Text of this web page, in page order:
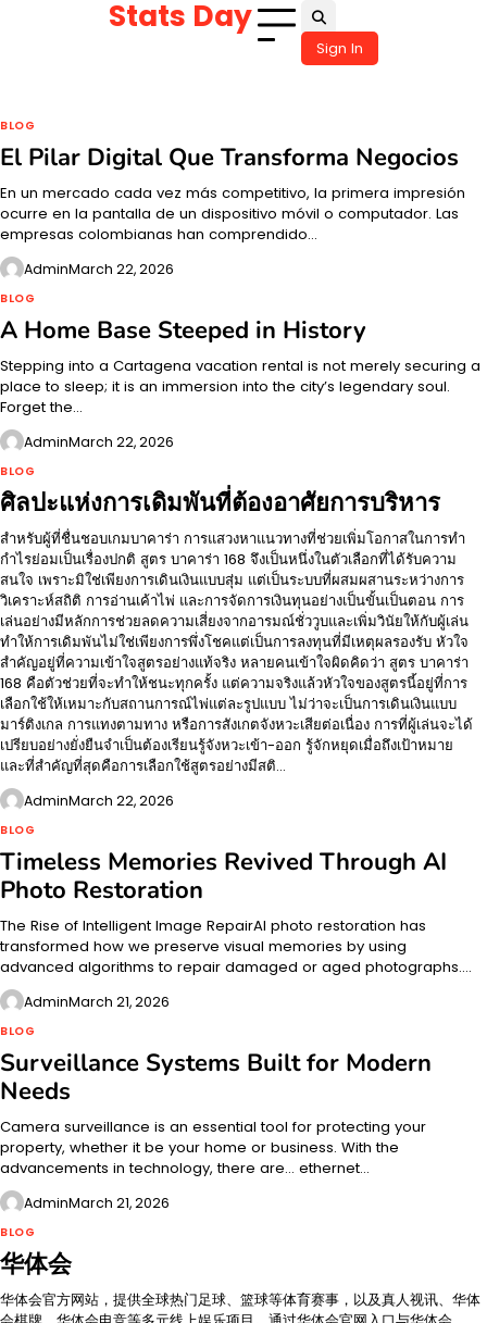
Stats Day
Sign In
BLOG
El Pilar Digital Que Transforma Negocios
En un mercado cada vez más competitivo, la primera impresión
ocurre en la pantalla de un dispositivo móvil o computador. Las
empresas colombianas han comprendido…
AdminMarch 22, 2026
BLOG
A Home Base Steeped in History
Stepping into a Cartagena vacation rental is not merely securing a
place to sleep; it is an immersion into the city’s legendary soul.
Forget the…
AdminMarch 22, 2026
BLOG
ศิลปะแห่งการเดิมพันที่ต้องอาศัยการบริหาร
สำหรับผู้ที่ชื่นชอบเกมบาคาร่า การแสวงหาแนวทางที่ช่วยเพิ่มโอกาสในการทำ
กำไรย่อมเป็นเรื่องปกติ สูตร บาคาร่า 168 จึงเป็นหนึ่งในตัวเลือกที่ได้รับความ
สนใจ เพราะมิใช่เพียงการเดินเงินแบบสุ่ม แต่เป็นระบบที่ผสมผสานระหว่างการ
วิเคราะห์สถิติ การอ่านเค้าไพ่ และการจัดการเงินทุนอย่างเป็นขั้นเป็นตอน การ
เล่นอย่างมีหลักการช่วยลดความเสี่ยงจากอารมณ์ชั่ววูบและเพิ่มวินัยให้กับผู้เล่น
ทำให้การเดิมพันไม่ใช่เพียงการพึ่งโชคแต่เป็นการลงทุนที่มีเหตุผลรองรับ หัวใจ
สำคัญอยู่ที่ความเข้าใจสูตรอย่างแท้จริง หลายคนเข้าใจผิดคิดว่า สูตร บาคาร่า
168 คือตัวช่วยที่จะทำให้ชนะทุกครั้ง แต่ความจริงแล้วหัวใจของสูตรนี้อยู่ที่การ
เลือกใช้ให้เหมาะกับสถานการณ์ไพ่แต่ละรูปแบบ ไม่ว่าจะเป็นการเดินเงินแบบ
มาร์ติงเกล การแทงตามทาง หรือการสังเกตจังหวะเสียต่อเนื่อง การที่ผู้เล่นจะได้
เปรียบอย่างยั่งยืนจำเป็นต้องเรียนรู้จังหวะเข้า-ออก รู้จักหยุดเมื่อถึงเป้าหมาย
และที่สำคัญที่สุดคือการเลือกใช้สูตรอย่างมีสติ…
AdminMarch 22, 2026
BLOG
Timeless Memories Revived Through AI
Photo Restoration
The Rise of Intelligent Image RepairAI photo restoration has
transformed how we preserve visual memories by using
advanced algorithms to repair damaged or aged photographs.…
AdminMarch 21, 2026
BLOG
Surveillance Systems Built for Modern
Needs
Camera surveillance is an essential tool for protecting your
property, whether it be your home or business. With the
advancements in technology, there are... ethernet…
AdminMarch 21, 2026
BLOG
华体会
华体会官方网站，提供全球热门足球、篮球等体育赛事，以及真人视讯、华体